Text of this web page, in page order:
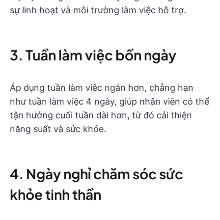
sự linh hoạt và môi trường làm việc hỗ trợ.
3. Tuần làm việc bốn ngày
Áp dụng tuần làm việc ngắn hơn, chẳng hạn
như tuần làm việc 4 ngày, giúp nhân viên có thể
tận hưởng cuối tuần dài hơn, từ đó cải thiện
năng suất và sức khỏe.
4. Ngày nghỉ chăm sóc sức
khỏe tinh thần